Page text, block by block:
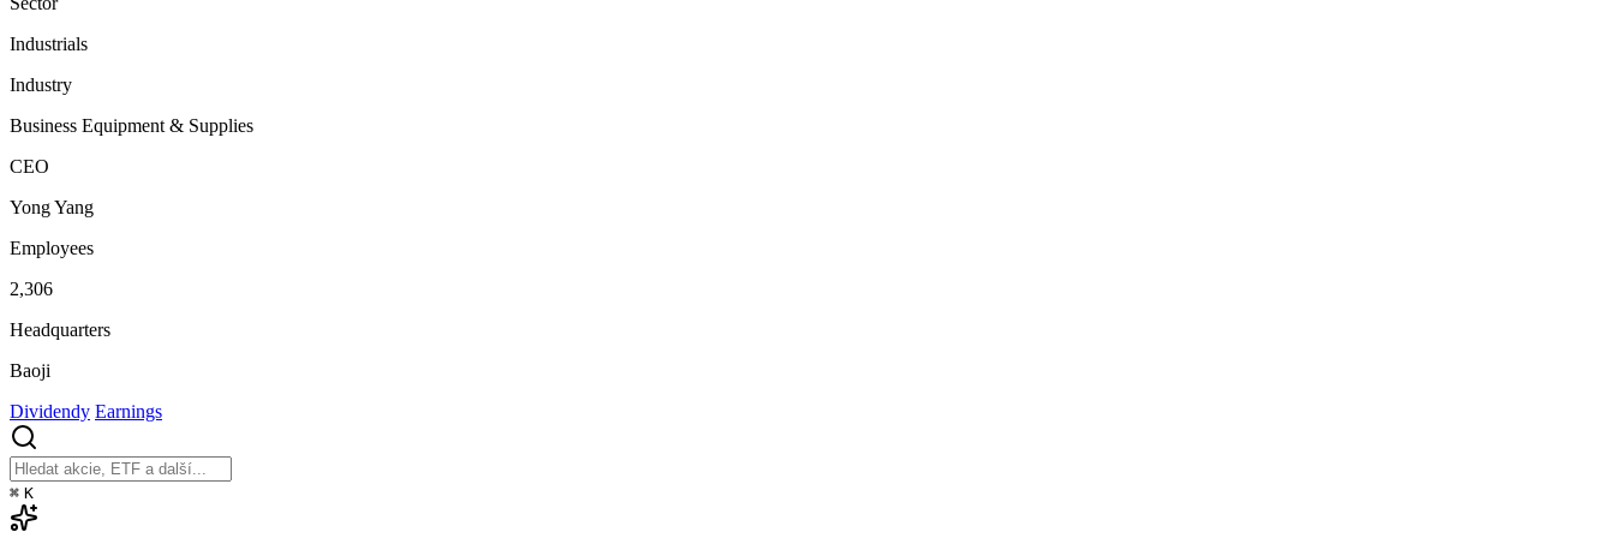
Industrials
Industry
Business Equipment & Supplies
CEO
Yong Yang
Employees
2,306
Headquarters
Baoji
Dividendy Earnings
⌘ K